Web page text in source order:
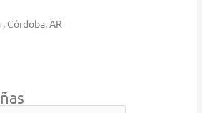
Córdoba, AR